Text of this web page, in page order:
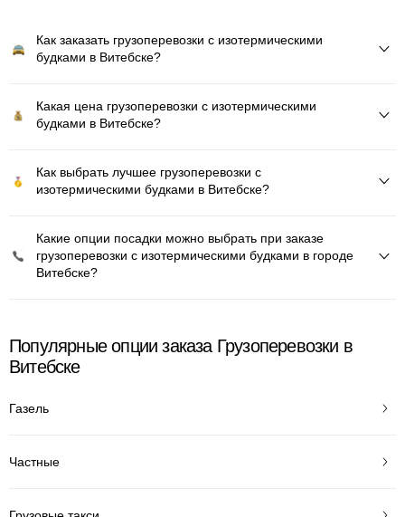
Как заказать грузоперевозки с изотермическими
будками в Витебске?
Какая цена грузоперевозки с изотермическими
будками в Витебске?
Как выбрать лучшее грузоперевозки с
изотермическими будками в Витебске?
Какие опции посадки можно выбрать при заказе
грузоперевозки с изотермическими будками в городе
Витебске?
Популярные опции заказа Грузоперевозки в
Витебске
Газель
Частные